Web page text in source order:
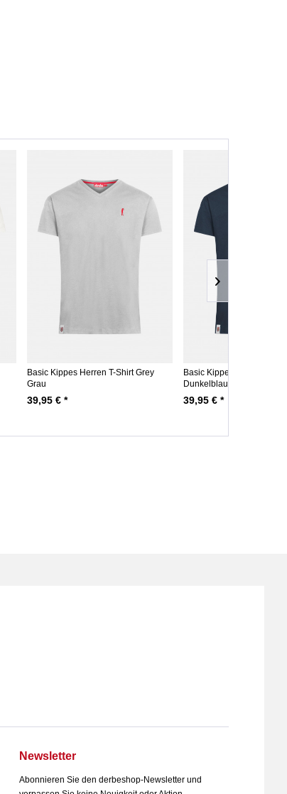
Basic Kippes Herren T-Shirt Grey
Grau
39,95 € *
Basic Kippes Herren T-
Dunkelblau
39,95 € *
Newsletter
Abonnieren Sie den derbeshop-Newsletter und